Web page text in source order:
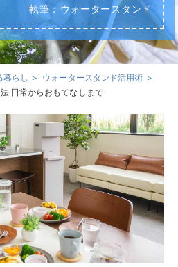
らし
暮らし トップ
の知識
求・お問合せ
お申込み
執筆： ウォータースタンド
暮らし
ウォータースタンド活用術
日常からおもてなしまで